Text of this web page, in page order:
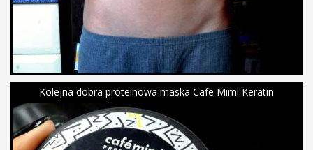
Kolejna dobra proteinowa maska Cafe Mimi Keratin